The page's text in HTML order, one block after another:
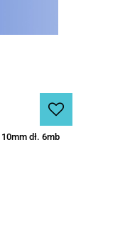
dł. 6mb